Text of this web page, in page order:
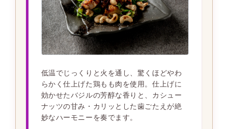
低温でじっくりと火を通し、驚くほどやわ
らかく仕上げた鶏もも肉を使用。仕上げに
効かせたバジルの芳醇な香りと、カシュー
ナッツの甘み・カリッとした歯ごたえが絶
妙なハーモニーを奏でます。